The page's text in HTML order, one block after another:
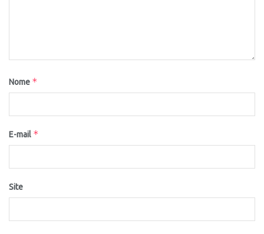
Nome *
E-mail *
Site